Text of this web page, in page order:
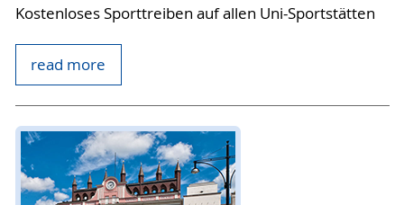
Kostenloses Sporttreiben auf allen Uni-Sportstätten
read more